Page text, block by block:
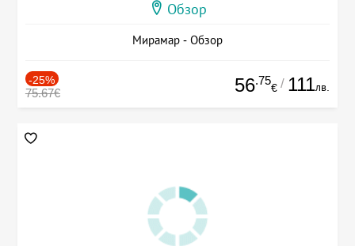
Обзор
Мирамар - Обзор
-25%
75.67€ 56.75
€ / 111лв.